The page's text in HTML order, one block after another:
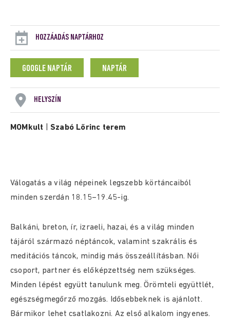
HOZZÁADÁS NAPTÁRHOZ
GOOGLE NAPTÁR NAPTÁR
HELYSZÍN
MOMkult |Szabó Lőrinc terem
Válogatás a világ népeinek legszebb körtáncaiból
minden szerdán 18.15–19.45-ig.
Balkáni, breton, ír, izraeli, hazai, és a világ minden
tájáról származó néptáncok, valamint szakrális és
meditációs táncok, mindig más összeállításban. Női
csoport, partner és előképzettség nem szükséges.
Minden lépést együtt tanulunk meg. Örömteli együttlét,
egészségmegőrző mozgás. Idősebbeknek is ajánlott.
Bármikor lehet csatlakozni. Az első alkalom ingyenes.